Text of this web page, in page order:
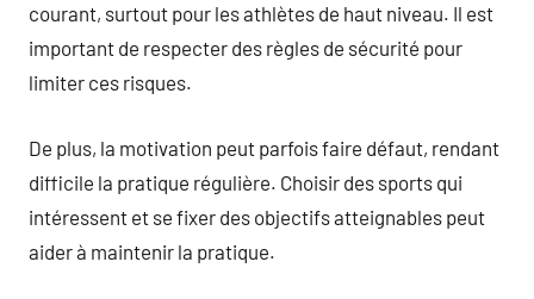
courant, surtout pour les athlètes de haut niveau. Il est
important de respecter des règles de sécurité pour
limiter ces risques.
De plus, la motivation peut parfois faire défaut, rendant
difficile la pratique régulière. Choisir des sports qui
intéressent et se fixer des objectifs atteignables peut
aider à maintenir la pratique.